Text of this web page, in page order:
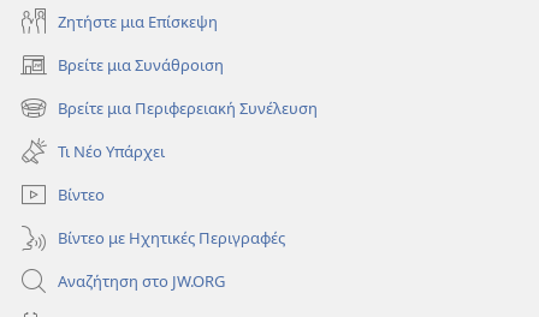
Ζητήστε μια Επίσκεψη
Βρείτε μια Συνάθροιση
(ανοίγει
νέο
παράθυρο)
Βρείτε μια Περιφερειακή Συνέλευση
(ανοίγει
νέο
παράθυρο)
Τι Νέο Υπάρχει
Βίντεο
Βίντεο με Ηχητικές Περιγραφές
Αναζήτηση στο JW.ORG